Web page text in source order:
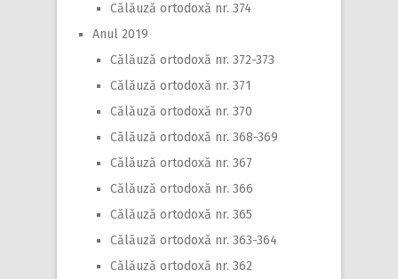
Călăuză ortodoxă nr. 374
Anul 2019
Călăuză ortodoxă nr. 372-373
Călăuză ortodoxă nr. 371
Călăuză ortodoxă nr. 370
Călăuză ortodoxă nr. 368-369
Călăuză ortodoxă nr. 367
Călăuză ortodoxă nr. 366
Călăuză ortodoxă nr. 365
Călăuză ortodoxă nr. 363-364
Călăuză ortodoxă nr. 362